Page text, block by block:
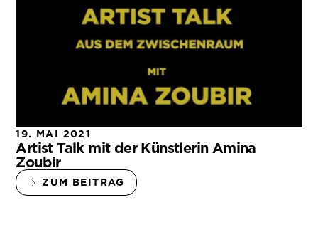
19. MAI 2021
Artist Talk mit der Künstlerin Amina
Zoubir
ZUM BEITRAG